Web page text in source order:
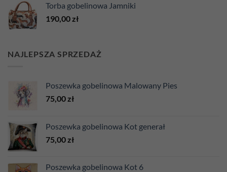
Torba gobelinowa Jamniki
190,00 zł
NAJLEPSZA SPRZEDAŻ
Poszewka gobelinowa Malowany Pies
75,00 zł
Poszewka gobelinowa Kot generał
75,00 zł
Poszewka gobelinowa Kot 6